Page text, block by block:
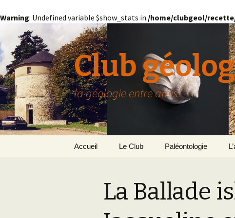
Warning: Undefined variable $show_stats in /home/clubgeol/
Club
la géologie entre amis
Accueil Le Club
Paris
Paléontologie
Le Bassin Parisien
GRIGNON – 78
La Ballade